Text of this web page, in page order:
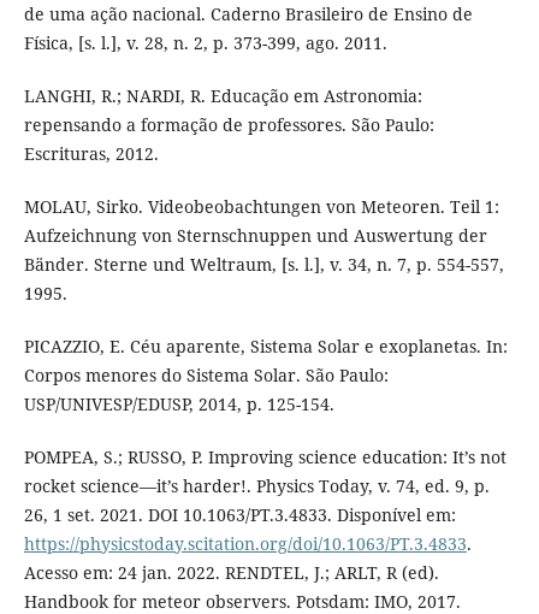
de uma ação nacional. Caderno Brasileiro de Ensino de
Física, [s. l.], v. 28, n. 2, p. 373-399, ago. 2011.
LANGHI, R.; NARDI, R. Educação em Astronomia:
repensando a formação de professores. São Paulo:
Escrituras, 2012.
MOLAU, Sirko. Videobeobachtungen von Meteoren. Teil 1:
Aufzeichnung von Sternschnuppen und Auswertung der
Bänder. Sterne und Weltraum, [s. l.], v. 34, n. 7, p. 554-557,
1995.
PICAZZIO, E. Céu aparente, Sistema Solar e exoplanetas. In:
Corpos menores do Sistema Solar. São Paulo:
USP/UNIVESP/EDUSP, 2014, p. 125-154.
POMPEA, S.; RUSSO, P. Improving science education: It’s not
rocket science—it’s harder!. Physics Today, v. 74, ed. 9, p.
26, 1 set. 2021. DOI 10.1063/PT.3.4833. Disponível em:
https://physicstoday.scitation.org/doi/10.1063/PT.3.4833.
Acesso em: 24 jan. 2022. RENDTEL, J.; ARLT, R (ed).
Handbook for meteor observers. Potsdam: IMO, 2017.